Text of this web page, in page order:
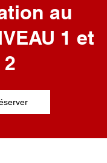
au
1 et
2